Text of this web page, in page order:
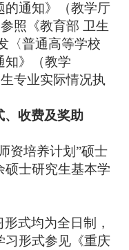
的通知》（教学厅
照《教育部 卫生
〈普通高等学校
知》（教学
专业实际情况执
、收费及奖助
资培养计划”硕士
硕士研究生基本学
式均为全日制，
习形式参见《重庆